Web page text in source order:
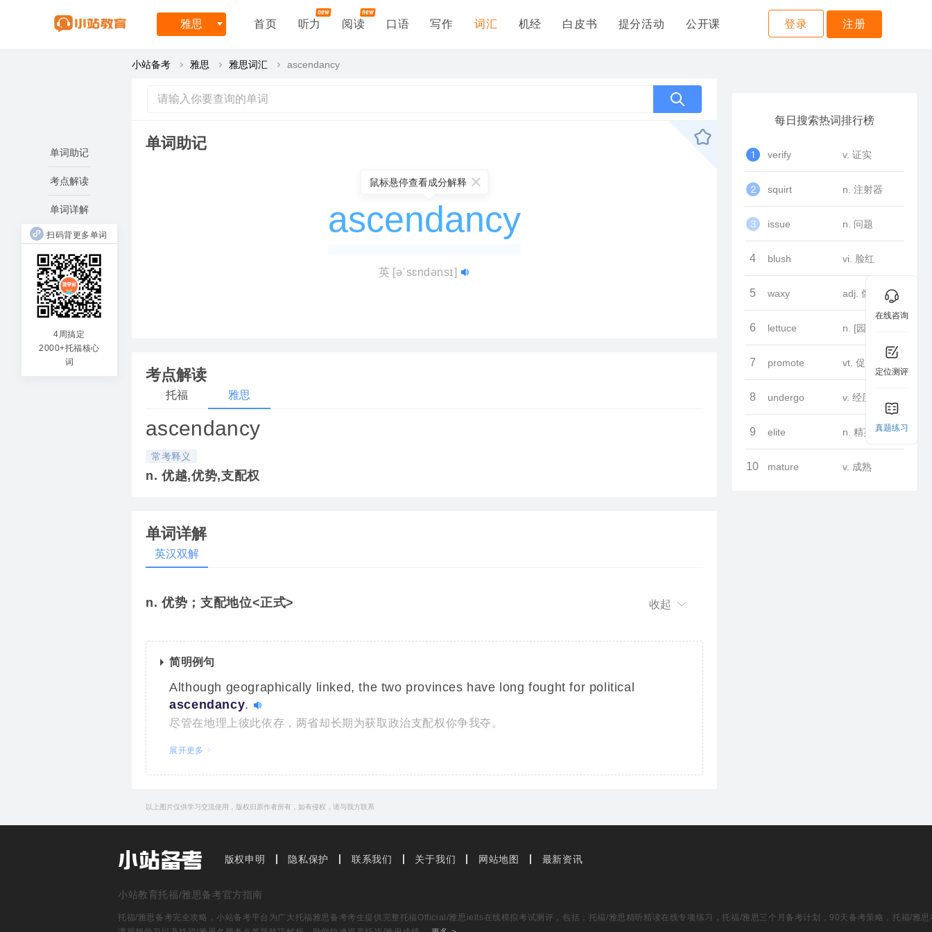
雅思 首页 听力 阅读 口语 写作 词汇 机经 白皮书 提分活动 公开课 登录 注册
小站备考 雅思 雅思词汇 ascendancy
单词助记
考点解读
单词详解
扫码背更多单词
4周搞定
2000+托福核心
词
单词助记
鼠标悬停查看成分解释
ascendancy
英 [əˈsɛndənsɪ]
考点解读
托福 雅思
ascendancy
常考释义
n. 优越,优势,支配权
单词详解
英汉双解
n. 优势；支配地位<正式> 收起
简明例句
Although geographically linked, the two provinces have long fought for political
ascendancy.
尽管在地理上彼此依存，两省却长期为获取政治支配权你争我夺。
a secret that will help our species to gain
展开更多
以上图片仅供学习交流使用，版权归原作者所有，如有侵权，请与我方联系
每日搜索热词排行榜
verify v. 证实
squirt n. 注射器
issue n. 问题
4 blush vi. 脸红
5 waxy adj. 像蜡的
6 lettuce n. [园艺] 生菜
7 promote vt. 促进
8 undergo v. 经历
9 elite n. 精英
10 mature v. 成熟
版权申明 隐私保护 联系我们 关于我们 网站地图 最新资讯
小站教育托福/雅思备考官方指南
托福/雅思备考完全攻略，小站备考平台为广大托福雅思备考考生提供完整托福Official/雅思ielts在线模拟考试测评，包括：托福/雅思精听精读在线专项练习，托福/雅思三个月备考计划，90天备考策略，托福/雅思
在线咨询
定位测评
真题练习